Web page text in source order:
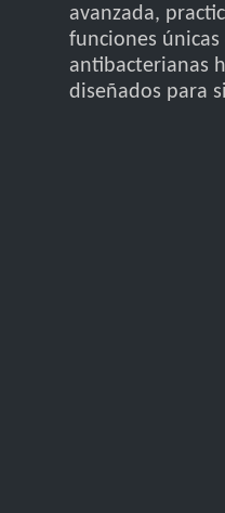
avanzada,
funciones
antibacterianas
diseñados para